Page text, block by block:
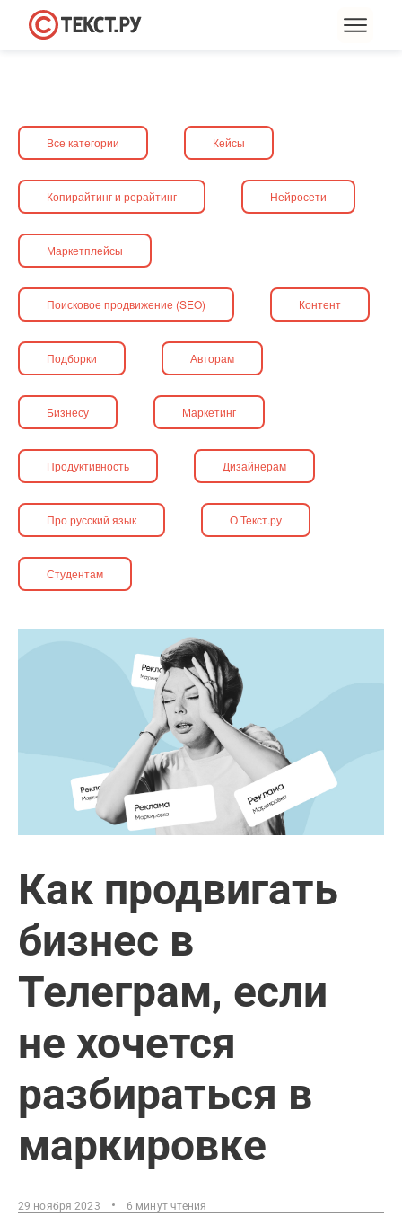
Все категории Кейсы
Копирайтинг и рерайтинг Нейросети
Маркетплейсы
Поисковое продвижение (SEO) Контент
Подборки Авторам
Бизнесу Маркетинг
Продуктивность Дизайнерам
Про русский язык О Текст.ру
Студентам
Как продвигать
бизнес в
Телеграм, если
не хочется
разбираться в
маркировке
29 ноября 2023 6 минут чтения